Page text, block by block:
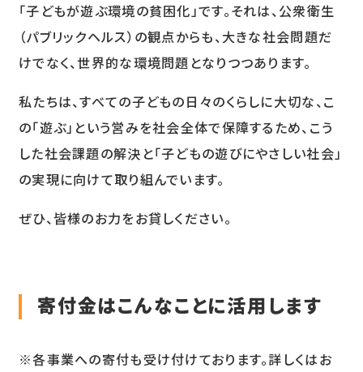
「子どもが遊ぶ環境の貧困化」です。それは、公衆衛生
（パブリックヘルス）の観点からも、大きな社会問題だ
けでなく、世界的な環境問題となりつつあります。
私たちは、すべての子どもの日々のくらしに大切な、こ
の「遊ぶ」という営みを社会全体で保障するため、こう
した社会課題の解決と「子どもの遊びにやさしい社会」
の実現に向けて取り組んでいます。
ぜひ、皆様のお力をお貸しください。
寄付金はこんなことに活用します
※各事業への寄付も受け付けております。詳しくはお